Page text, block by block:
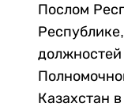
Послом
Казахстан